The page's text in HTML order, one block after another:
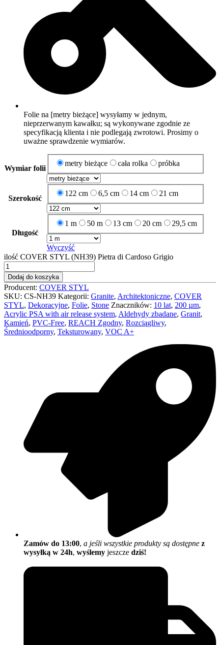
Folie na [metry bieżące] wysyłamy w jednym,
nieprzerwanym kawałku; są wykonywane zgodnie ze
specyfikacją klienta i nie podlegają zwrotowi. Prosimy o
uważne sprawdzenie wymiarów.
Wymiar folii
metry bieżące cała rolka próbka
Szerokość
122 cm 6,5 cm 14 cm 21 cm
Długość
1 m 50 m 13 cm 20 cm 29,5 cm
Wyczyść
ilość COVER STYL (NH39) Pietra di Cardoso Grigio
Dodaj do koszyka
Producent: COVER STYL
SKU: CS-NH39 Kategorii: Granite, Architektoniczne, COVER
STYL, Dekoracyjne, Folie, Stone Znaczników: 10 lat, 200 µm,
Acrylic PSA with air release system, Aldehydy zbadane, Granit,
Kamień, PVC-Free, REACH Zgodny, Rozciągliwy,
Średnioodporny, Teksturowany, VOC A+
Zamów do 13:00, a jeśli wszystkie produkty są dostępne z
wysyłką w 24h, wyślemy jeszcze dziś!